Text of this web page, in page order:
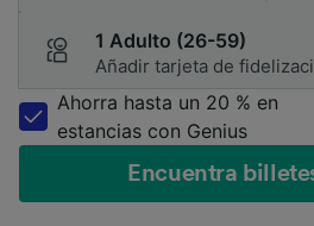
1 Adulto (26-59)
Añadir tarjeta de
Ahorra hasta un 20 % en
estancias con Genius
Encuentra